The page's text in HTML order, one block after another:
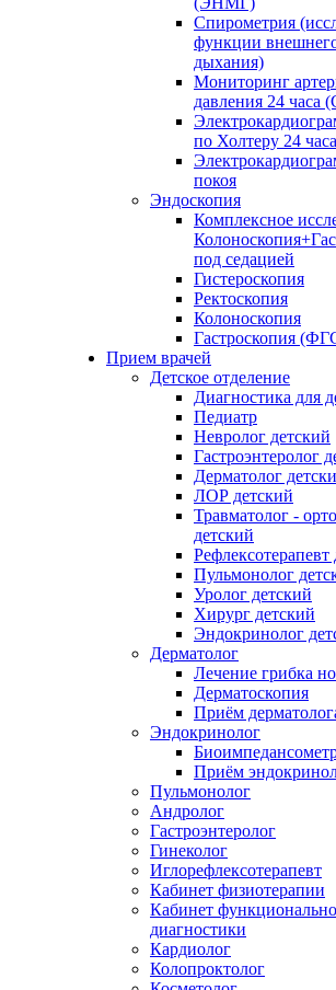
Спирометрия
функции
дыхания)
Мониторинг
давления 24
по Холтеру 24 часа
покоя
Эндоскопия
Комплексное
под седацией
Гистероскопия
Ректоскопия
Колоноскопия
Гастроскопия
Прием врачей
Детское отделение
Диагностика для
Педиатр
Невролог детский
Гастроэнтеролог
Дерматолог
ЛОР детский
Травматолог -
детский
Рефлексотерапевт
Пульмонолог
Уролог детский
Хирург детский
Эндокринолог
Дерматолог
Лечение грибка
Дерматоскопия
Приём
Эндокринолог
Приём
Пульмонолог
Андролог
Гастроэнтеролог
Гинеколог
Иглорефлексотерапевт
Кабинет физиотерапии
Кабинет
диагностики
Кардиолог
Колопроктолог